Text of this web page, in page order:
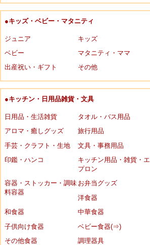
●キッズ・ベビー・マタニティ
ジュニア
キッズ
ベビー
マタニティ・ママ
出産祝い・ギフト
その他
●キッチン・日用品雑貨・文具
日用品・生活雑貨
タオル・バス用品
アロマ・癒しグッズ
旅行用品
手芸・クラフト・生地
文具・事務用品
印鑑・ハンコ
キッチン用品・雑貨・エ
プロン
容器・ストッカー・調味
料容器
お弁当グッズ
洋食器
和食器
中華食器
子供向け食器
ベビー食器(⇒)
その他食器
調理器具